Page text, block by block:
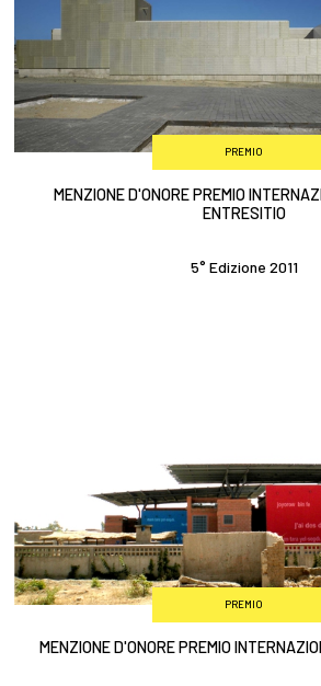
PREMIO
MENZIONE D'ONORE PREMIO
ENTRESITIO
5° Edizione 2011
PREMIO
MENZIONE D'ONORE PREMIO